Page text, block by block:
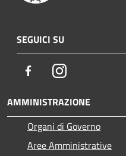
SEGUICI SU
FacebookInstagram
AMMINISTRAZIONE
Organi di Governo
Aree Amministrative